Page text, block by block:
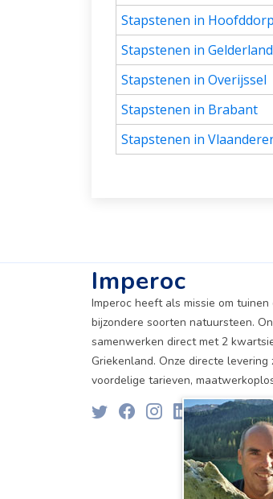
Stapstenen in Hoofddorp
Stapstenen in Gelderland
Stapstenen in Overijssel
Stapstenen in Brabant
Stapstenen in
Imperoc
Imperoc heeft als missie om
bijzondere soorten natuursteen.
samenwerken direct met 2
Griekenland. Onze directe
voordelige tarieven,